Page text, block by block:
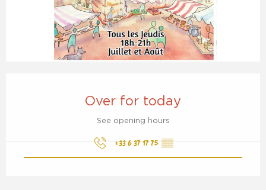
Over for today
See opening hours
+33 6 37 17 75 ▒▒